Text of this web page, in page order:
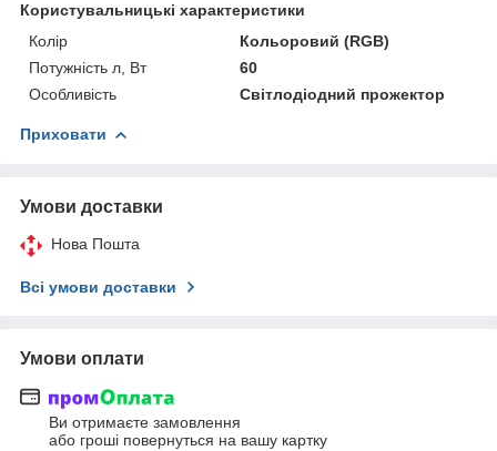
Користувальницькі характеристики
Колір
Кольоровий (RGB)
Потужність л, Вт
60
Особливість
Світлодіодний прожектор
Приховати
Умови доставки
Нова Пошта
Всі умови доставки
Умови оплати
Ви отримаєте замовлення
або гроші повернуться на вашу картку